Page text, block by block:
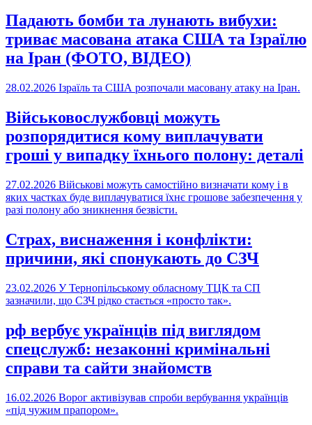
Падають бомби та лунають вибухи:
триває масована атака США та Ізраїлю
на Іран (ФОТО, ВІДЕО)
28.02.2026 Ізраїль та США розпочали масовану атаку на Іран.
Військовослужбовці можуть
розпорядитися кому виплачувати
гроші у випадку їхнього полону: деталі
27.02.2026 Військові можуть самостійно визначати кому і в
яких частках буде виплачуватися їхнє грошове забезпечення у
разі полону або зникнення безвісти.
Страх, виснаження і конфлікти:
причини, які спонукають до СЗЧ
23.02.2026 У Тернопільському обласному ТЦК та СП
зазначили, що СЗЧ рідко стається «просто так».
рф вербує українців під виглядом
спецслужб: незаконні кримінальні
справи та сайти знайомств
16.02.2026 Ворог активізував спроби вербування українців
«під чужим прапором».